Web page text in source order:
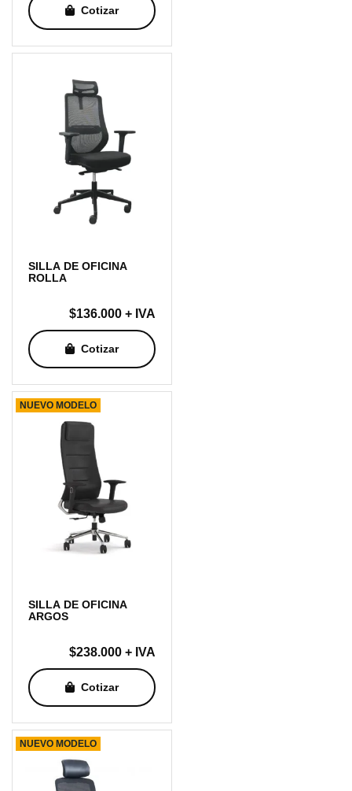
desde
$153.000
hasta
Cotizar
SILLA DE OFICINA
ROLLA
$136.000 + IVA
Cotizar
SILLA DE OFICINA
ARGOS
$238.000 + IVA
NUEVO MODELO
Cotizar
NUEVO MODELO